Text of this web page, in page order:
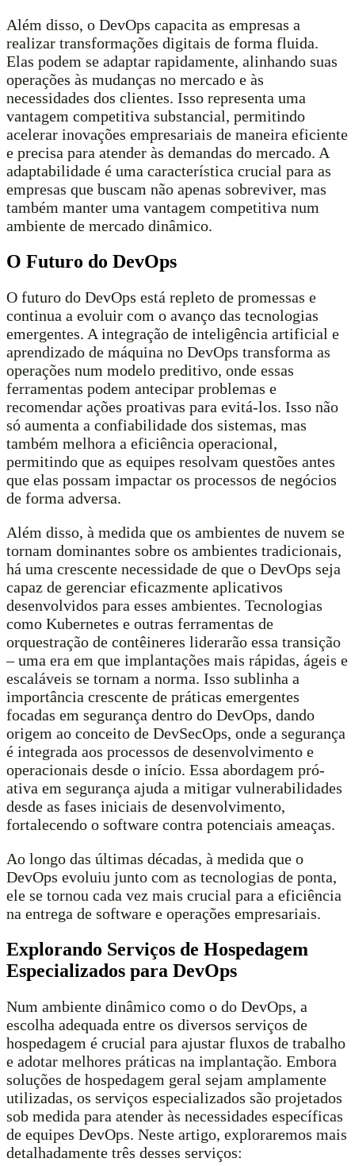
Além disso, o DevOps capacita as empresas a
realizar transformações digitais de forma fluida.
Elas podem se adaptar rapidamente, alinhando suas
operações às mudanças no mercado e às
necessidades dos clientes. Isso representa uma
vantagem competitiva substancial, permitindo
acelerar inovações empresariais de maneira eficiente
e precisa para atender às demandas do mercado. A
adaptabilidade é uma característica crucial para as
empresas que buscam não apenas sobreviver, mas
também manter uma vantagem competitiva num
ambiente de mercado dinâmico.
O Futuro do DevOps
O futuro do DevOps está repleto de promessas e
continua a evoluir com o avanço das tecnologias
emergentes. A integração de inteligência artificial e
aprendizado de máquina no DevOps transforma as
operações num modelo preditivo, onde essas
ferramentas podem antecipar problemas e
recomendar ações proativas para evitá-los. Isso não
só aumenta a confiabilidade dos sistemas, mas
também melhora a eficiência operacional,
permitindo que as equipes resolvam questões antes
que elas possam impactar os processos de negócios
de forma adversa.
Além disso, à medida que os ambientes de nuvem se
tornam dominantes sobre os ambientes tradicionais,
há uma crescente necessidade de que o DevOps seja
capaz de gerenciar eficazmente aplicativos
desenvolvidos para esses ambientes. Tecnologias
como Kubernetes e outras ferramentas de
orquestração de contêineres liderarão essa transição
– uma era em que implantações mais rápidas, ágeis e
escaláveis se tornam a norma. Isso sublinha a
importância crescente de práticas emergentes
focadas em segurança dentro do DevOps, dando
origem ao conceito de DevSecOps, onde a segurança
é integrada aos processos de desenvolvimento e
operacionais desde o início. Essa abordagem pró-
ativa em segurança ajuda a mitigar vulnerabilidades
desde as fases iniciais de desenvolvimento,
fortalecendo o software contra potenciais ameaças.
Ao longo das últimas décadas, à medida que o
DevOps evoluiu junto com as tecnologias de ponta,
ele se tornou cada vez mais crucial para a eficiência
na entrega de software e operações empresariais.
Explorando Serviços de Hospedagem
Especializados para DevOps
Num ambiente dinâmico como o do DevOps, a
escolha adequada entre os diversos serviços de
hospedagem é crucial para ajustar fluxos de trabalho
e adotar melhores práticas na implantação. Embora
soluções de hospedagem geral sejam amplamente
utilizadas, os serviços especializados são projetados
sob medida para atender às necessidades específicas
de equipes DevOps. Neste artigo, exploraremos mais
detalhadamente três desses serviços: